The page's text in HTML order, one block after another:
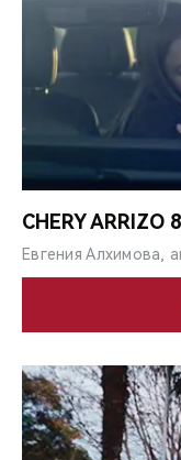
CHERY ARRIZO 8
Евгения Алхимова,